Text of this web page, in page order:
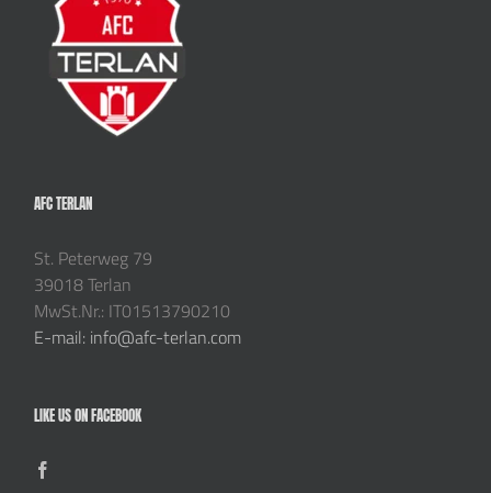
AFC TERLAN
St. Peterweg 79
39018 Terlan
MwSt.Nr.: IT01513790210
E-mail: info@afc-terlan.com
LIKE US ON FACEBOOK